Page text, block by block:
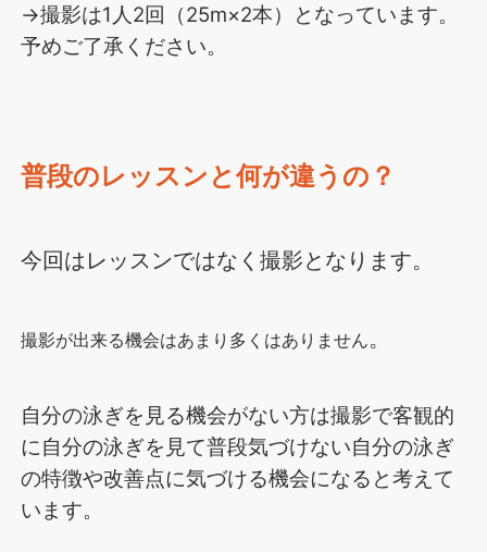
→撮影は1人2回（25m×2本）となっています。
予めご了承ください。
普段のレッスンと何が違うの？
今回はレッスンではなく撮影となります。
撮影が出来る機会はあまり多くはありません。
自分の泳ぎを見る機会がない方は撮影で客観的
に自分の泳ぎを見て普段気づけない自分の泳ぎ
の特徴や改善点に気づける機会になると考えて
います。